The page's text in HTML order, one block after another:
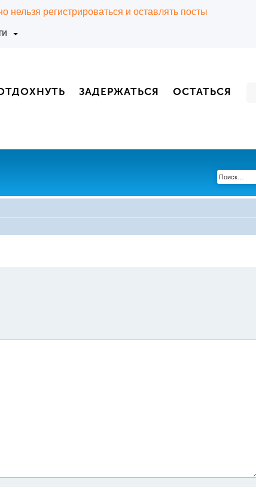
регистрироваться и оставлять посты
ЗАДЕРЖАТЬСЯ ОСТАТЬСЯ